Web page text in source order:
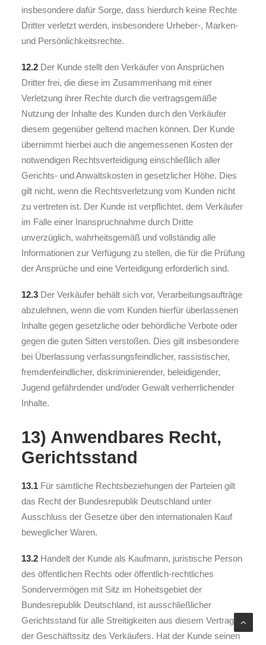
insbesondere dafür Sorge, dass hierdurch keine Rechte
Dritter verletzt werden, insbesondere Urheber-, Marken-
und Persönlichkeitsrechte.
12.2 Der Kunde stellt den Verkäufer von Ansprüchen
Dritter frei, die diese im Zusammenhang mit einer
Verletzung ihrer Rechte durch die vertragsgemäße
Nutzung der Inhalte des Kunden durch den Verkäufer
diesem gegenüber geltend machen können. Der Kunde
übernimmt hierbei auch die angemessenen Kosten der
notwendigen Rechtsverteidigung einschließlich aller
Gerichts- und Anwaltskosten in gesetzlicher Höhe. Dies
gilt nicht, wenn die Rechtsverletzung vom Kunden nicht
zu vertreten ist. Der Kunde ist verpflichtet, dem Verkäufer
im Falle einer Inanspruchnahme durch Dritte
unverzüglich, wahrheitsgemäß und vollständig alle
Informationen zur Verfügung zu stellen, die für die Prüfung
der Ansprüche und eine Verteidigung erforderlich sind.
12.3 Der Verkäufer behält sich vor, Verarbeitungsaufträge
abzulehnen, wenn die vom Kunden hierfür überlassenen
Inhalte gegen gesetzliche oder behördliche Verbote oder
gegen die guten Sitten verstoßen. Dies gilt insbesondere
bei Überlassung verfassungsfeindlicher, rassistischer,
fremdenfeindlicher, diskriminierender, beleidigender,
Jugend gefährdender und/oder Gewalt verherrlichender
Inhalte.
13) Anwendbares Recht,
Gerichtsstand
13.1 Für sämtliche Rechtsbeziehungen der Parteien gilt
das Recht der Bundesrepublik Deutschland unter
Ausschluss der Gesetze über den internationalen Kauf
beweglicher Waren.
13.2 Handelt der Kunde als Kaufmann, juristische Person
des öffentlichen Rechts oder öffentlich-rechtliches
Sondervermögen mit Sitz im Hoheitsgebiet der
Bundesrepublik Deutschland, ist ausschließlicher
Gerichtsstand für alle Streitigkeiten aus diesem Vertrag
der Geschäftssitz des Verkäufers. Hat der Kunde seinen